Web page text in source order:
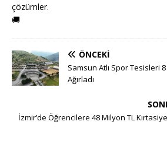
çözümler.
🚚
ÖNCEKI
Samsun Atlı Spor Tesisleri
Ağırladı
İzmir’de Öğrencilere 48 Milyon TL Kırtasiye